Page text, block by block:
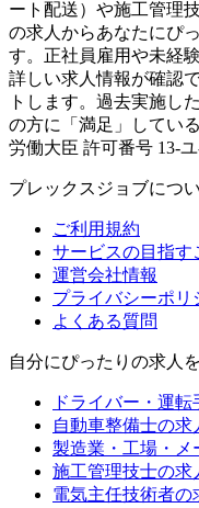
ート配送）や施工管理
の求人からあなたにぴ
す。正社員雇用や未経
詳しい求人情報が確認
トします。過去実施し
の方に「満足」してい
労働大臣 許可番号 13-ユ-
プレックスジョブにつ
ご利用規約
サービスの目指す
運営会社情報
プライバシーポリ
よくある質問
自分にぴったりの求人
ドライバー・運
自動車整備士の求
製造業・工場・メ
施工管理技士の求
電気主任技術者の